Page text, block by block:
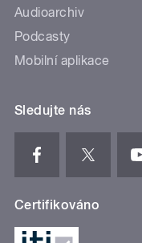
Audioarchiv
Podcasty
Mobilní aplikace
Sledujte nás
Certifikováno